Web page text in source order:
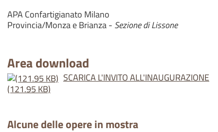
APA Confartigianato Milano
Provincia/Monza e Brianza - Sezione di Lissone
Area download
SCARICA L'INVITO ALL'INAUGURAZIONE
(121.95 KB)
Alcune delle opere in mostra